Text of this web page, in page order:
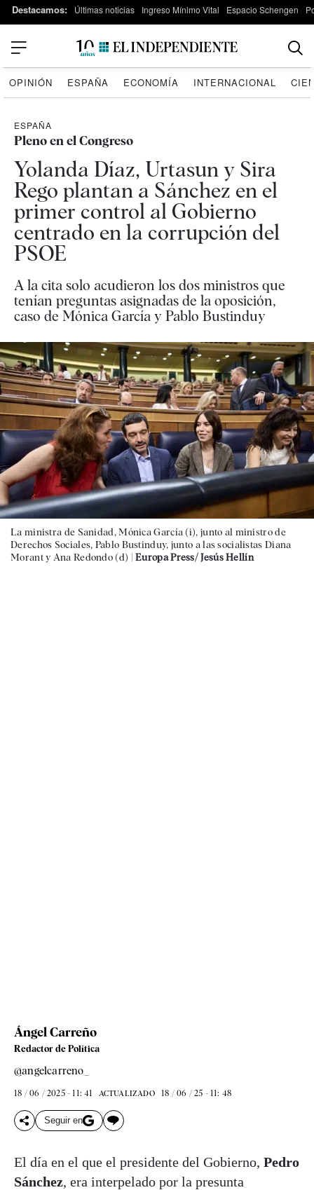
Destacamos: Últimas noticias Ingreso Mínimo Vital Espacio Schengen
OPINIÓN ESPAÑA ECONOMÍA INTERNACIONAL
ESPAÑA
Pleno en el Congreso
Yolanda Díaz, Urtasun y Sira
Rego plantan a Sánchez en el
primer control al Gobierno
centrado en la corrupción del
PSOE
A la cita solo acudieron los dos ministros que
tenían preguntas asignadas de la oposición,
caso de Mónica García y Pablo Bustinduy
La ministra de Sanidad, Mónica García (i), junto al ministro de
Derechos Sociales, Pablo Bustinduy, junto a las socialistas Diana
Morant y Ana Redondo (d) |Europa Press/ Jesús Hellín
Ángel Carreño
Redactor de Política
@angelcarreno_
18 / 06 / 2025 - 11: 41 ACTUALIZADO 18 / 06 / 25 - 11: 48
Seguir en
El día en el que el presidente del Gobierno, Pedro
Sánchez, era interpelado por la presunta